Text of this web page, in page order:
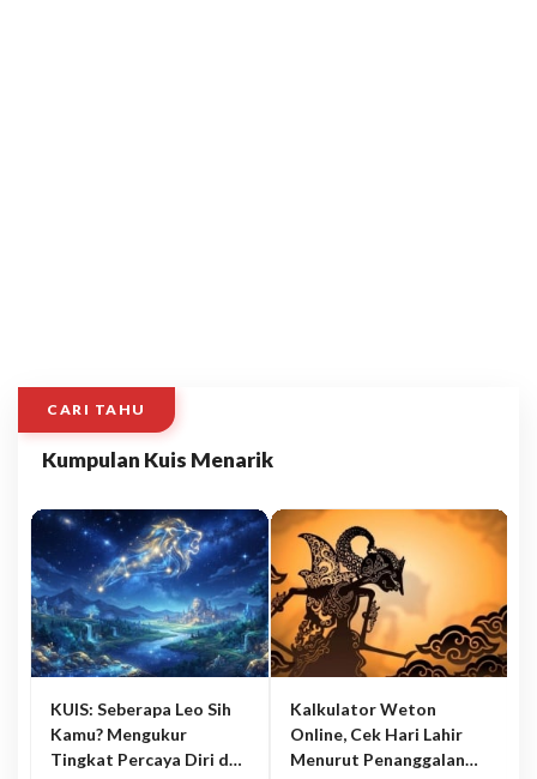
CARI TAHU
Kumpulan Kuis Menarik
KUIS: Seberapa Leo Sih
Kamu? Mengukur
Tingkat Percaya Diri dan
Kalkulator Weton
Online, Cek Hari Lahir
Menurut Penanggalan